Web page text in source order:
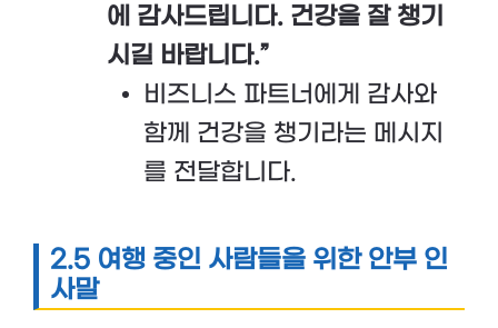
에 감사드립니다. 건강을 잘 챙기
시길 바랍니다.”
비즈니스 파트너에게 감사와
함께 건강을 챙기라는 메시지
를 전달합니다.
2.5 여행 중인 사람들을 위한 안부 인
사말